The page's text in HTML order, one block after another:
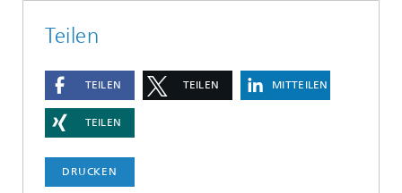
Teilen
TEILEN TEILEN MITTEILEN
TEILEN
DRUCKEN